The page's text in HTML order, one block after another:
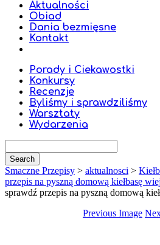
Aktualności
Obiad
Dania bezmięsne
Kontakt
Porady i Ciekawostki
Konkursy
Recenzje
Byliśmy i sprawdziliśmy
Warsztaty
Wydarzenia
Smaczne Przepisy > aktualnosci >
przepis na pyszną domową kiełbasę
sprawdź przepis na pyszną domową
Previous Image